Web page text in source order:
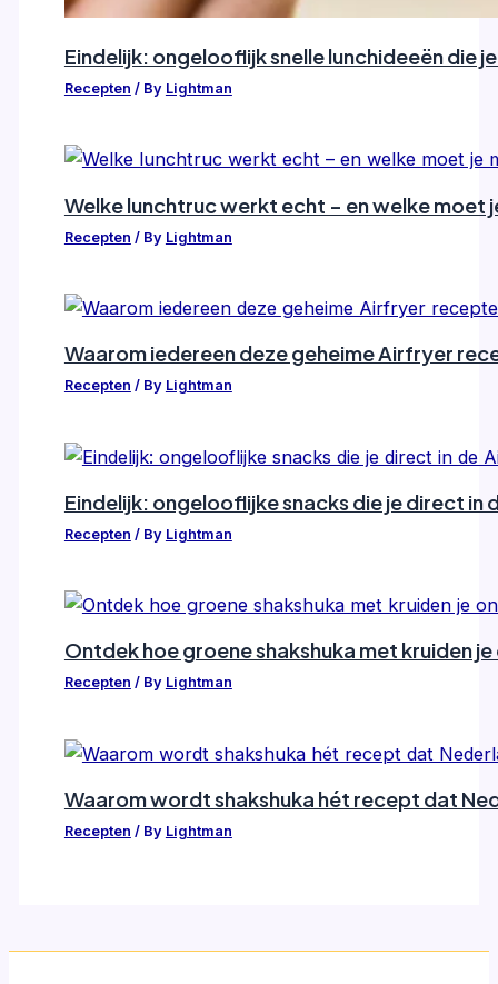
Eindelijk: ongelooflijk snelle lunchideeën die
Recepten / By Lightman
Welke lunchtruc werkt echt – en welke moet
Recepten / By Lightman
Waarom iedereen deze geheime Airfryer
Recepten / By Lightman
Eindelijk: ongelooflijke snacks die je direct in
Recepten / By Lightman
Ontdek hoe groene shakshuka met kruiden
Recepten / By Lightman
Waarom wordt shakshuka hét recept dat
Recepten / By Lightman